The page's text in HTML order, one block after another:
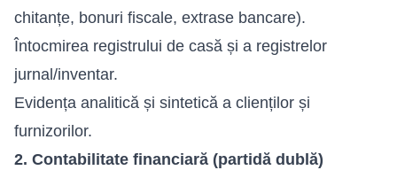
chitanțe, bonuri fiscale, extrase bancare).
Întocmirea registrului de casă și a registrelor
jurnal/inventar.
Evidența analitică și sintetică a clienților și
furnizorilor.
2. Contabilitate financiară (partidă dublă)